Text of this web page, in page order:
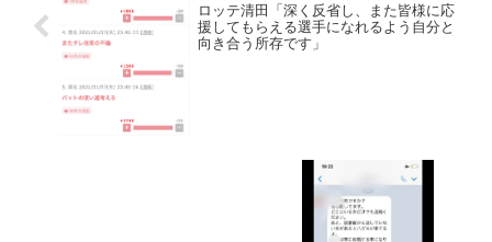
ロッテ清田「深く反省し、また皆様に応
援してもらえる選手になれるよう自分と
向き合う所存です」